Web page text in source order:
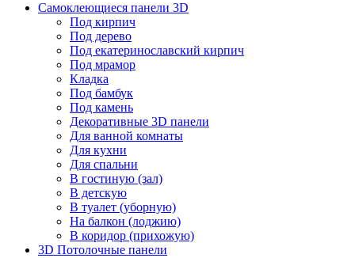
Самоклеющиеся панели 3D
Под кирпич
Под дерево
Под екатеринославский кирпич
Под мрамор
Кладка
Под бамбук
Под камень
Декоративные 3D панели
Для ванной комнаты
Для кухни
Для спальни
В гостиную (зал)
В детскую
В туалет (уборную)
На балкон (лоджию)
В коридор (прихожую)
3D Потолочные панели